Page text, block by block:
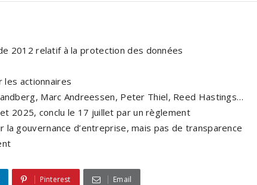
2012 relatif à la protection des données
les actionnaires
Marc Andreessen, Peter Thiel, Reed Hastings…
2025, conclu le 17 juillet par un règlement
la gouvernance d’entreprise, mais pas de transparence
Pinterest Email